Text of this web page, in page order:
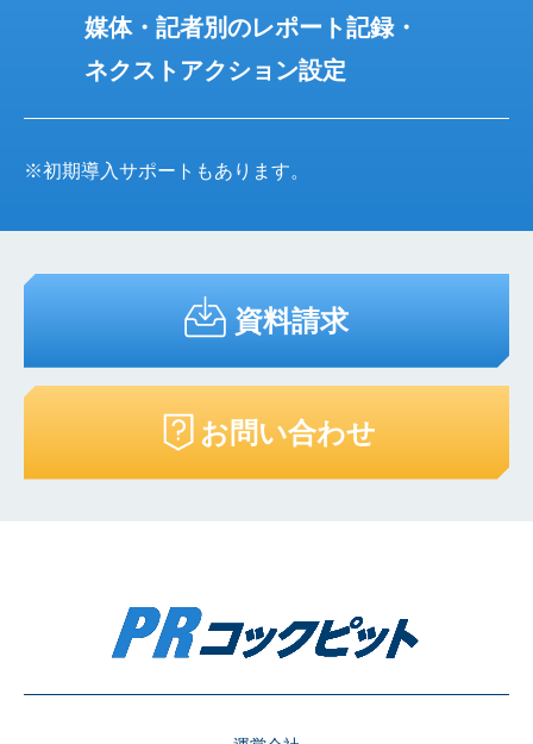
媒体・記者別のレポート記録・
ネクストアクション設定
※初期導入サポートもあります。
資料請求
お問い合わせ